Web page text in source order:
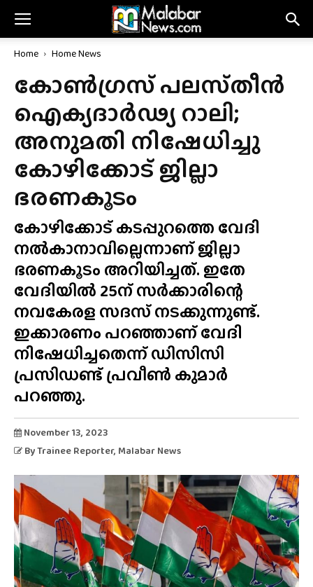
Home Home News
കോൺഗ്രസ് പലസ്‌തീൻ
ഐക്യദാർഢ്യ റാലി;
അനുമതി നിഷേധിച്ചു
കോഴിക്കോട് ജില്ലാ
ഭരണകൂടം
കോഴിക്കോട് കടപ്പുറത്തെ വേദി
നൽകാനാവില്ലെന്നാണ് ജില്ലാ
ഭരണകൂടം അറിയിച്ചത്. ഇതേ
വേദിയിൽ 25ന് സർക്കാരിന്റെ
നവകേരള സദസ് നടക്കുന്നുണ്ട്.
ഇക്കാരണം പറഞ്ഞാണ് വേദി
നിഷേധിച്ചതെന്ന് ഡിസിസി
പ്രസിഡണ്ട് പ്രവീൺ കുമാർ
പറഞ്ഞു.
November 13, 2023
ByTrainee Reporter, Malabar News